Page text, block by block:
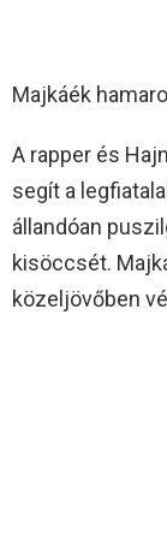
Majkáék
A rapper és
segít a
állandóan
kisöccsét.
közeljövőben